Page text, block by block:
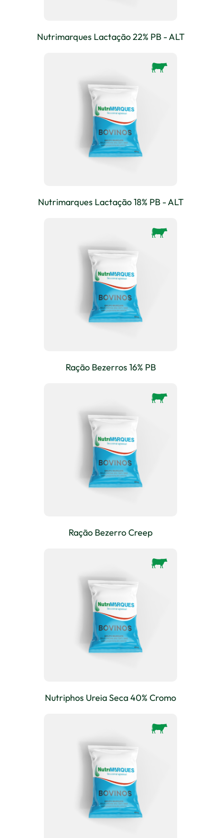
Nutrimarques Lactação 22% PB - ALT
Nutrimarques Lactação 18% PB - ALT
Ração Bezerros 16% PB
Ração Bezerro Creep
Nutriphos Ureia Seca 40% Cromo